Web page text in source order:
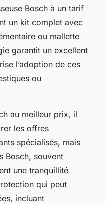
Bosch à un tarif
un kit complet avec
ou mallette
garantit un excellent
l’adoption de ces
ou
au meilleur prix, il
les offres
spécialisés, mais
Bosch, souvent
une tranquillité
qui peut
incluant